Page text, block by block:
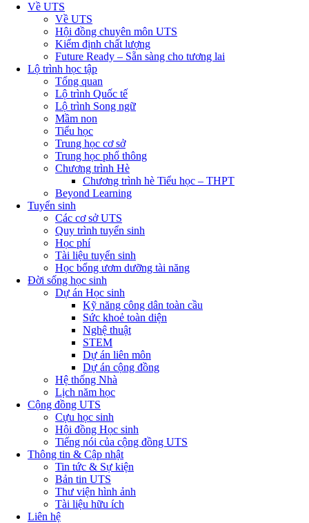
Về UTS
Về UTS
Hội đồng chuyên môn UTS
Kiểm định chất lượng
Future Ready – Sẵn sàng cho tương lai
Lộ trình học tập
Tổng quan
Lộ trình Quốc tế
Lộ trình Song ngữ
Mầm non
Tiểu học
Trung học cơ sở
Trung học phổ thông
Chương trình Hè
Chương trình hè Tiểu học – THPT
Beyond Learning
Tuyển sinh
Các cơ sở UTS
Quy trình tuyển sinh
Học phí
Tài liệu tuyển sinh
Học bổng ươm dưỡng tài năng
Đời sống học sinh
Dự án Học sinh
Kỹ năng công dân toàn cầu
Sức khoẻ toàn diện
Nghệ thuật
STEM
Dự án liên môn
Dự án cộng đồng
Hệ thống Nhà
Lịch năm học
Cộng đồng UTS
Cựu học sinh
Hội đồng Học sinh
Tiếng nói của cộng đồng UTS
Thông tin & Cập nhật
Tin tức & Sự kiện
Bản tin UTS
Thư viện hình ảnh
Tài liệu hữu ích
Liên hệ